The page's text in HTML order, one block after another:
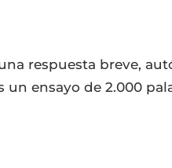
respuesta breve,
ensayo de 2.000